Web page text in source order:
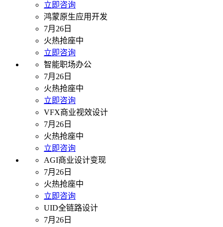
立即咨询
鸿蒙原生应用开发
7月26日
火热抢座中
立即咨询
智能职场办公
7月26日
火热抢座中
立即咨询
VFX商业视效设计
7月26日
火热抢座中
立即咨询
AGI商业设计变现
7月26日
火热抢座中
立即咨询
UID全链路设计
7月26日